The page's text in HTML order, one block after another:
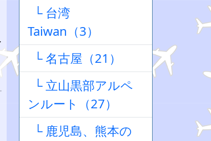
└ 台湾
Taiwan（3）
└ 名古屋（21）
└ 立山黒部アルペ
ンルート（27）
└ 鹿児島、熊本の